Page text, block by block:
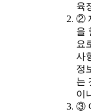
육
②
을
요
사
정
는
이
③